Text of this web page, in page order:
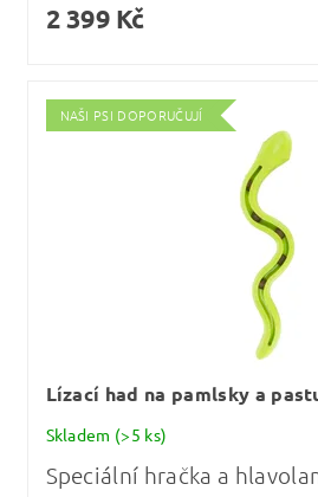
2 399 Kč
NAŠI PSI DOPORUČUJÍ
Lízací had na pamlsky a
Skladem (>5 ks)
Speciální hračka a